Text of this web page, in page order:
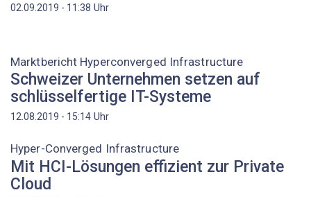
02.09.2019 - 11:38 Uhr
Marktbericht Hyperconverged Infrastructure
Schweizer Unternehmen setzen auf
schlüsselfertige IT-Systeme
12.08.2019 - 15:14 Uhr
Hyper-Converged Infrastructure
Mit HCI-Lösungen effizient zur Private
Cloud